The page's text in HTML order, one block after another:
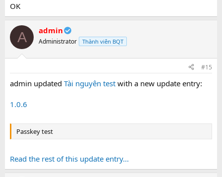
OK
A admin
Administrator Thành viên BQT
#15
admin updated Tài nguyên test with a new update entry:
1.0.6
Passkey test
Read the rest of this update entry...